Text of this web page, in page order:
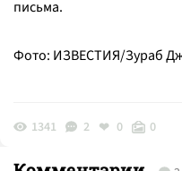
письма.
Фото: ИЗВЕСТИЯ/Зураб
1341 2 0 0